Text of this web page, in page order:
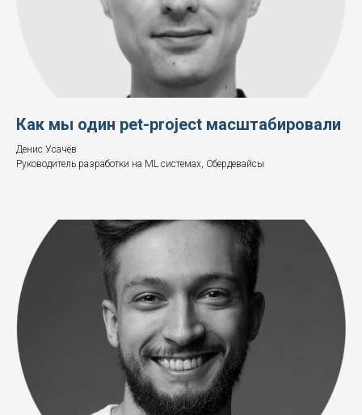
Как мы один pet-project масштабировали
Денис Усачёв
Руководитель разработки на ML системах, Сбердевайсы